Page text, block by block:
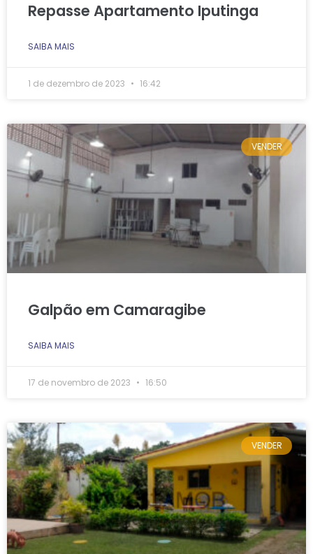
Repasse Apartamento Iputinga
SAIBA MAIS
1 de dezembro de 2023 16:42
VENDER
Galpão em Camaragibe
SAIBA MAIS
17 de novembro de 2023 16:50
VENDER